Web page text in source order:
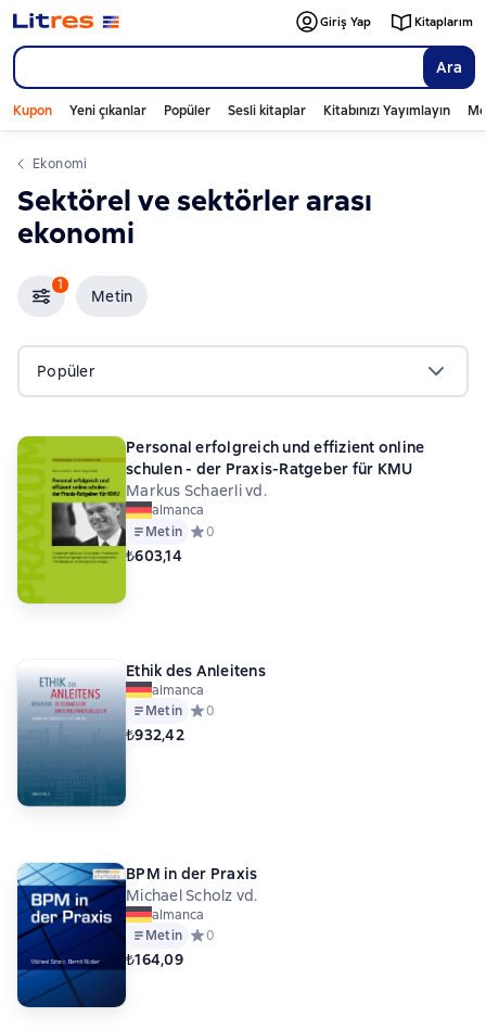
Ara
Giriş Yap Kitaplarım
Kupon Yeni çıkanlar Popüler Sesli kitaplar Kitabınızı Yayımlayın
ekonomi
sektörel ve sektörler arası
ekonomi
1
Metin
Popüler
Personal erfolgreich und effizient online
schulen - der Praxis-Ratgeber für KMU
Markus Schaerli vd.
almanca
Metin Средний рейтинг 0 на основе 0 оценок
0
₺603,14
Ethik des Anleitens
almanca
Metin Средний рейтинг 0 на основе 0 оценок
0
₺932,42
BPM in der Praxis
Michael Scholz vd.
almanca
Metin Средний рейтинг 0 на основе 0 оценок
0
₺164,09